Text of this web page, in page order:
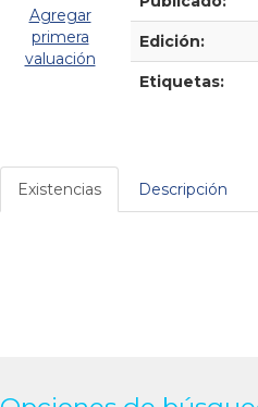
Agregar
primera
valuación
Edición:
Etiquetas:
Existencias Descripción